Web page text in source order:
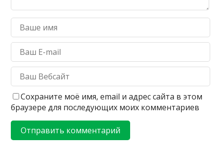
Сохраните моё имя, email и адрес сайта в этом
браузере для последующих моих комментариев